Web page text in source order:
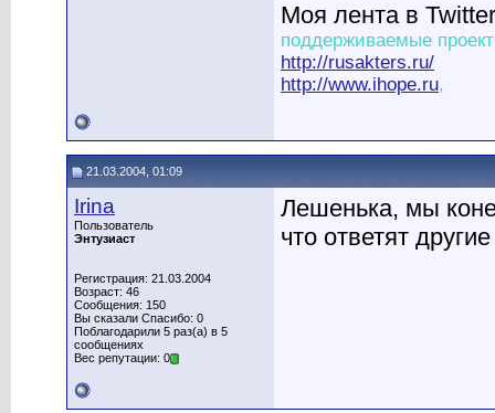
Моя лента в
поддерживаемые
http://rusakters.ru/
http://www.ihope.ru,
21.03.2004, 01:09
Irina
Пользователь
Энтузиаст
Регистрация: 21.03.2004
Возраст: 46
Сообщения: 150
Вы сказали Спасибо: 0
Поблагодарили 5 раз(а) в 5
сообщениях
Вес репутации: 0
Лешенька, мы
что ответят другие